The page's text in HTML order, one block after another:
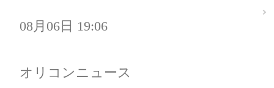
08月06日 19:06
オリコンニュース